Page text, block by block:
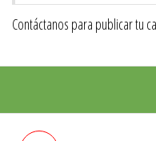
Contáctanos para publicar tu